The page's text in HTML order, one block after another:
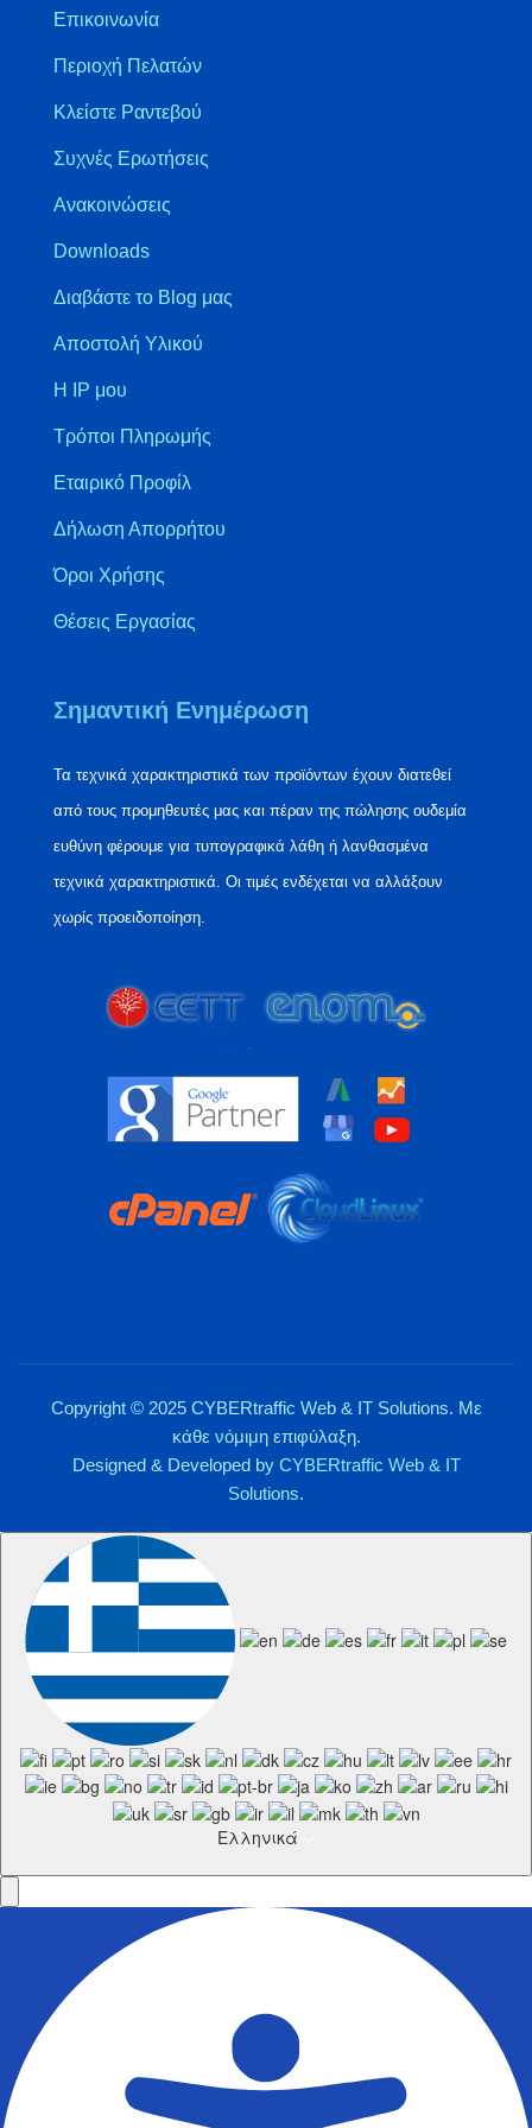
Επικοινωνία
Περιοχή Πελατών
Κλείστε Ραντεβού
Συχνές Ερωτήσεις
Ανακοινώσεις
Downloads
Διαβάστε το Blog μας
Αποστολή Υλικού
Η IP μου
Τρόποι Πληρωμής
Εταιρικό Προφίλ
Δήλωση Απορρήτου
Όροι Χρήσης
Θέσεις Εργασίας
Σημαντική Ενημέρωση
Τα τεχνικά χαρακτηριστικά των προϊόντων έχουν διατεθεί
από τους προμηθευτές μας και πέραν της πώλησης ουδεμία
ευθύνη φέρουμε για τυπογραφικά λάθη ή λανθασμένα
τεχνικά χαρακτηριστικά. Οι τιμές ενδέχεται να αλλάξουν
χωρίς προειδοποίηση.
Copyright © 2025 CYBERtraffic Web & IT Solutions. Με
κάθε νόμιμη επιφύλαξη.
Designed & Developed by CYBERtraffic Web & IT
Solutions.
Ελληνικά